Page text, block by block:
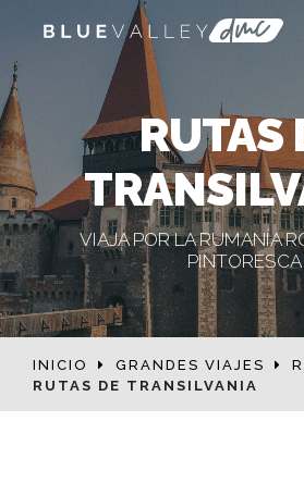
RUTAS
VIAJA POR LA RUMANÍA
PINTORESCA
INICIO GRANDES VIAJES
RUTAS DE TRANSILVANIA